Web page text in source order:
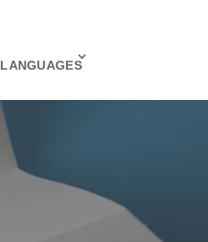
LANGUAGES